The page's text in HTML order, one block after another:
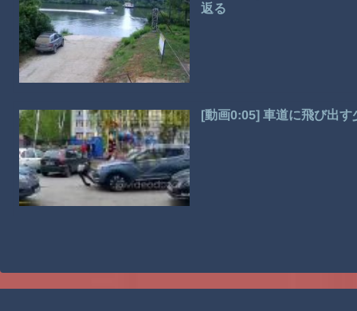
返る
[動画0:05] 車道に飛び出